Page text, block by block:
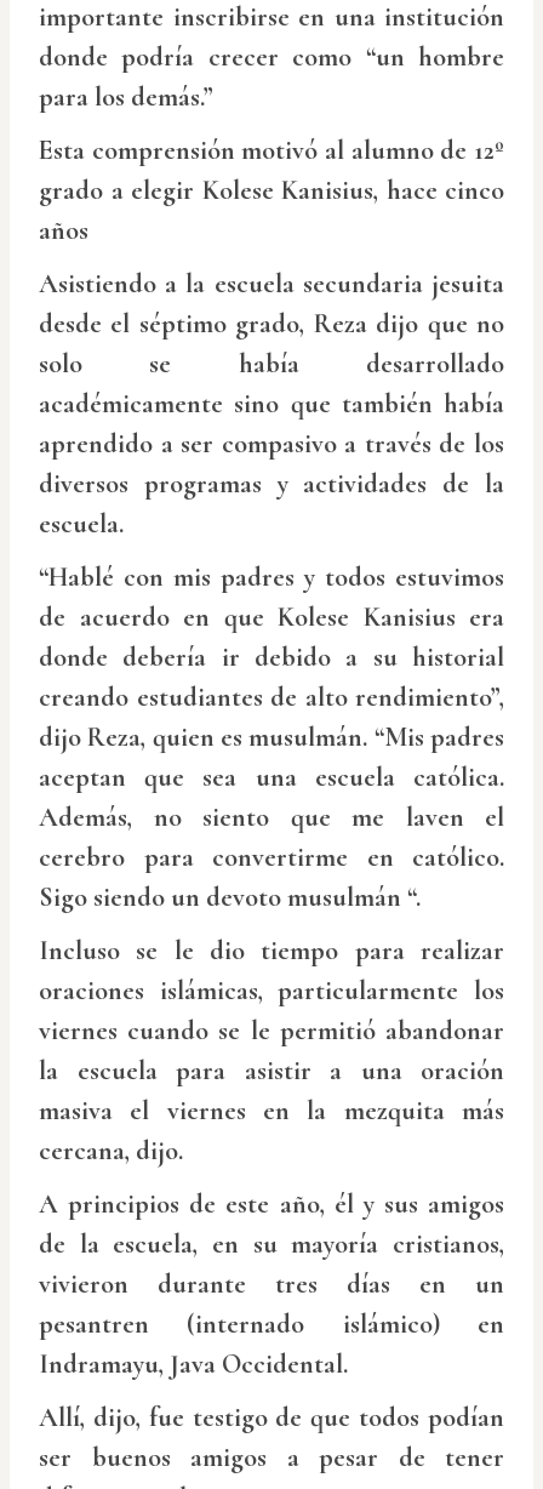
importante inscribirse en una institución
donde podría crecer como “un hombre
para los demás.”
Esta comprensión motivó al alumno de 12º
grado a elegir Kolese Kanisius, hace cinco
años
Asistiendo a la escuela secundaria jesuita
desde el séptimo grado, Reza dijo que no
solo se había desarrollado
académicamente sino que también había
aprendido a ser compasivo a través de los
diversos programas y actividades de la
escuela.
“Hablé con mis padres y todos estuvimos
de acuerdo en que Kolese Kanisius era
donde debería ir debido a su historial
creando estudiantes de alto rendimiento”,
dijo Reza, quien es musulmán. “Mis padres
aceptan que sea una escuela católica.
Además, no siento que me laven el
cerebro para convertirme en católico.
Sigo siendo un devoto musulmán “.
Incluso se le dio tiempo para realizar
oraciones islámicas, particularmente los
viernes cuando se le permitió abandonar
la escuela para asistir a una oración
masiva el viernes en la mezquita más
cercana, dijo.
A principios de este año, él y sus amigos
de la escuela, en su mayoría cristianos,
vivieron durante tres días en un
pesantren (internado islámico) en
Indramayu, Java Occidental.
Allí, dijo, fue testigo de que todos podían
ser buenos amigos a pesar de tener